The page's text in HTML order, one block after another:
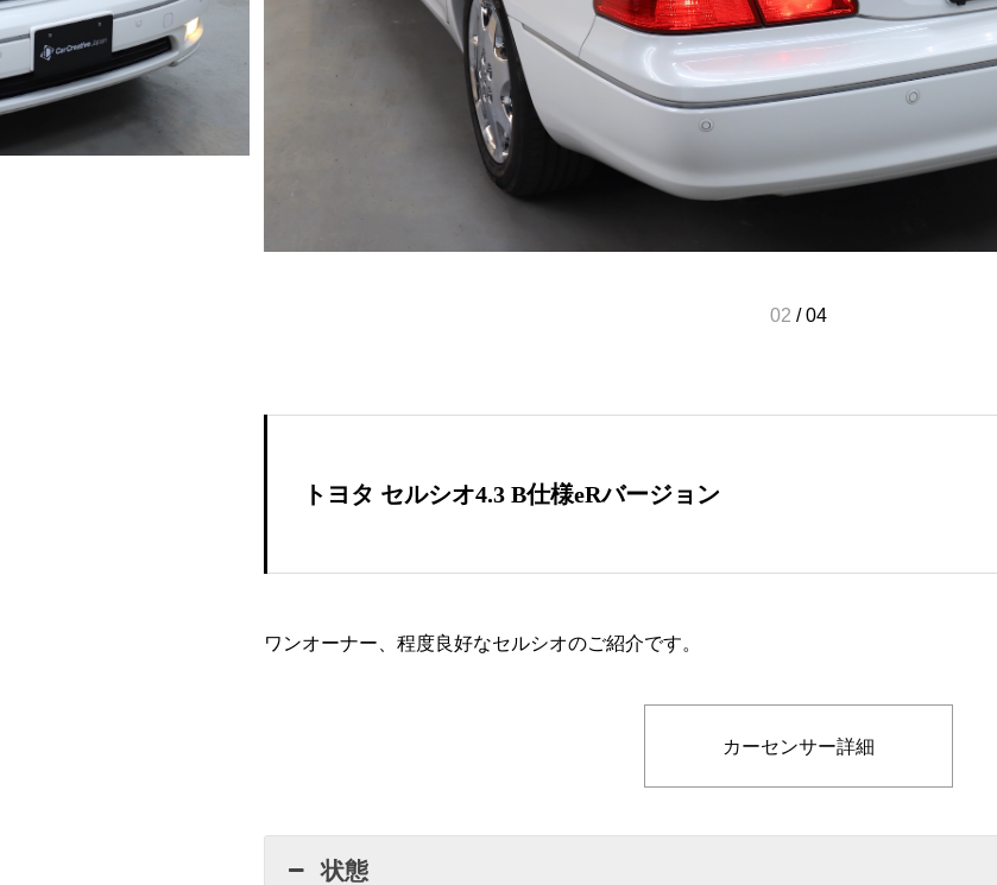
02 /04
トヨタ セルシオ4.3 B仕様eRバージョン
ワンオーナー、程度良好なセルシオのご紹介です。
カーセンサー詳細
状態